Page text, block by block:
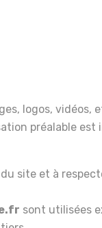
logos, vidéos,
préalable
site et à
sont utilisées